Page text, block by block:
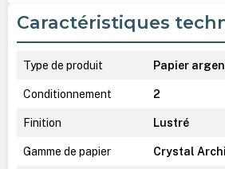
Caractéristiques
Type de produit Papier
Conditionnement 2
Finition Lustré
Gamme de papier Crystal